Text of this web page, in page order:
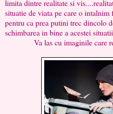
limita dintre realitate si
situatie de viata pe care o
pentru ca prea putini trec dincolo
schimbarea in bine a acestei
Va las cu imaginile care